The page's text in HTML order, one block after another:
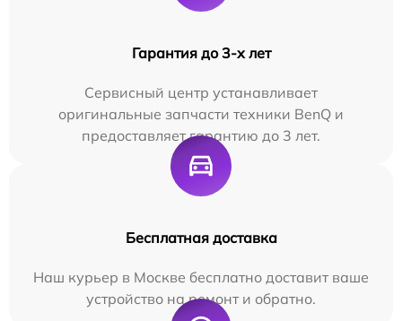
Гарантия до 3-х лет
Сервисный центр устанавливает
оригинальные запчасти техники BenQ и
предоставляет гарантию до 3 лет.
Бесплатная доставка
Наш курьер в Москве бесплатно доставит ваше
устройство на ремонт и обратно.